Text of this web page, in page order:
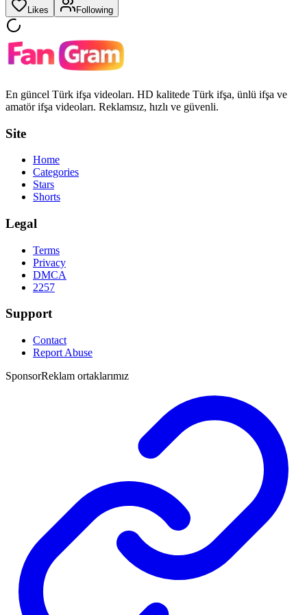
Likes Following
En güncel Türk ifşa videoları. HD kalitede Türk ifşa, ünlü ifşa ve
amatör ifşa videoları. Reklamsız, hızlı ve güvenli.
Site
Home
Categories
Stars
Shorts
Legal
Terms
Privacy
DMCA
2257
Support
Contact
Report Abuse
SponsorReklam ortaklarımız